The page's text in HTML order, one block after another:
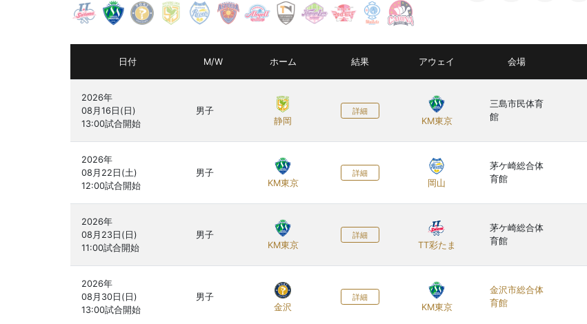
日付 M/W ホーム 結果 アウェイ 会場
2026年
08月16日(日)
男子
静岡
詳細
KM東京
三島市民体育
館
2026年
08月22日(土)
男子
KM東京
詳細
岡山
茅ケ崎総合体
育館
2026年
08月23日(日)
男子
KM東京
詳細
TT彩たま
茅ケ崎総合体
育館
2026年
08月30日(日)
男子
金沢
詳細
KM東京
金沢市総合体
育館